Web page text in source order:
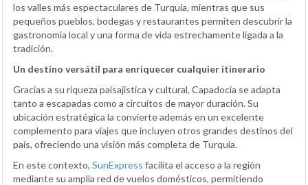
los valles más espectaculares de Turquía, mientras que sus
pequeños pueblos, bodegas y restaurantes permiten descubrir la
gastronomía local y una forma de vida estrechamente ligada a la
tradición.
Un destino versátil para enriquecer cualquier itinerario
Gracias a su riqueza paisajística y cultural, Capadocia se adapta
tanto a escapadas como a circuitos de mayor duración. Su
ubicación estratégica la convierte además en un excelente
complemento para viajes que incluyen otros grandes destinos del
país, ofreciendo una visión más completa de Turquía.
En este contexto, SunExpress facilita el acceso a la región
mediante su amplia red de vuelos domésticos, permitiendo